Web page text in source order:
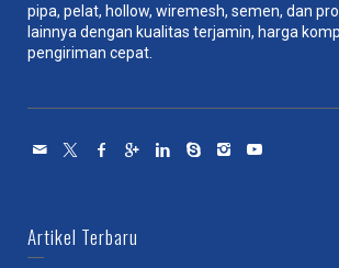
pipa, pelat, hollow, wiremesh, semen, dan
lainnya dengan kualitas terjamin, harga
pengiriman cepat.
Artikel Terbaru